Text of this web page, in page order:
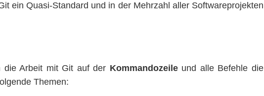
ein Quasi-Standard und in der Mehrzahl aller Softwareprojekten
die Arbeit mit Git auf der Kommandozeileund alle Befehle die
Themen: